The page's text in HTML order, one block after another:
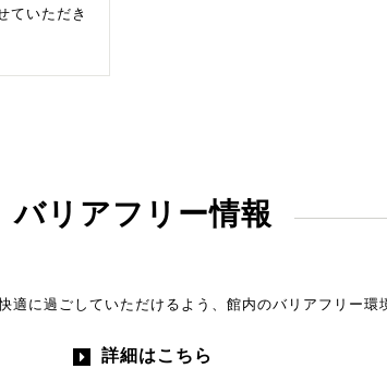
ていただき
バリアフリー情報
適に過ごしていただけるよう、館内のバリアフリー環
詳細はこちら